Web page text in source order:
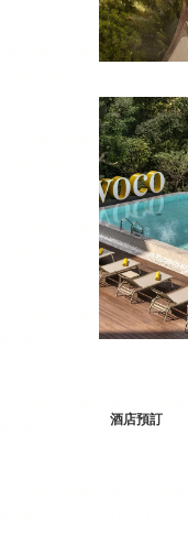
酒店預訂